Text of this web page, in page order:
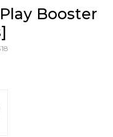
Booster